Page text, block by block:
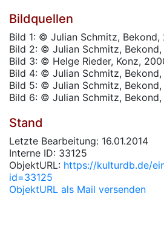
Bildquellen
Bild 1: © Julian Schmitz, Bekond,
Bild 2: © Julian Schmitz, Bekond,
Bild 3: © Helge Rieder, Konz,
Bild 4: © Julian Schmitz, Bekond,
Bild 5: © Julian Schmitz, Bekond,
Bild 6: © Julian Schmitz, Bekond,
Stand
Letzte Bearbeitung: 16.01.2014
Interne ID: 33125
ObjektURL: https://kulturdb.de/
id=33125
ObjektURL als Mail versenden